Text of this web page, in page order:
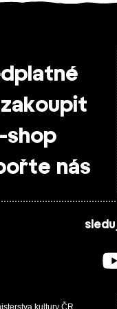
shop
nás
kultury ČR